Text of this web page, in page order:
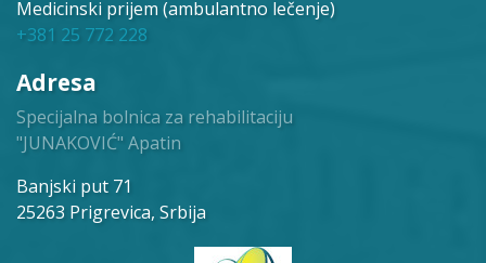
Medicinski prijem (ambulantno lečenje)
+381 25 772 228
Adresa
Specijalna bolnica za rehabilitaciju
"JUNAKOVIĆ" Apatin
Banjski put 71
25263 Prigrevica, Srbija